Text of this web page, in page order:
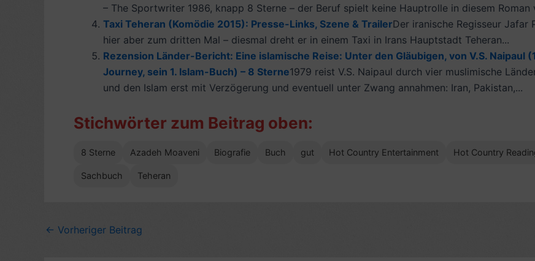
– The Sportwriter 1986, knapp 8 Sterne – der Beruf spielt keine Hauptrolle in diesem Roman
Taxi Teheran (Komödie 2015): Presse-Links, Szene & TrailerDer iranische Regisseur Jafar
hier aber zum dritten Mal – diesmal dreht er in einem Taxi in Irans Hauptstadt Teheran...
Rezension Länder-Bericht: Eine islamische Reise: Unter den Gläubigen, von V.S. Naipaul
Journey, sein 1. Islam-Buch) – 8 Sterne1979 reist V.S. Naipaul durch vier muslimische
und den Islam erst mit Verzögerung und eventuell unter Zwang annahmen: Iran, Pakistan,...
Stichwörter zum Beitrag oben:
8 Sterne Azadeh Moaveni Biografie Buch gut Hot Country Entertainment Hot Country
Sachbuch Teheran
← Vorheriger Beitrag